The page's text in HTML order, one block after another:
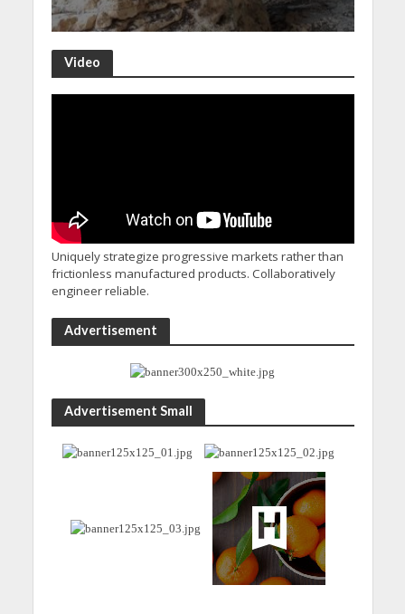
Video
Uniquely strategize progressive markets rather than
frictionless manufactured products. Collaboratively
engineer reliable.
Advertisement
Advertisement Small